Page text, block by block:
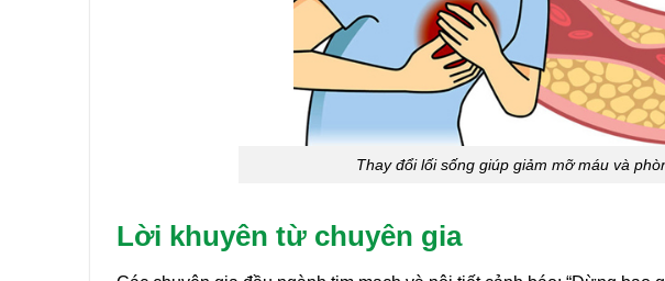
Thay đổi lối sống giúp giảm mỡ máu và
Lời khuyên từ chuyên gia